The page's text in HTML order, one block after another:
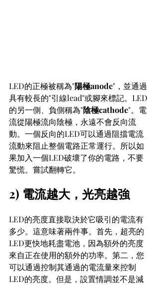
LED的正極被稱為"陽極anode"，並通過
具有較長的"引線lead"或腳來標記。LED
的另一側、負側稱為"陰極cathode"。電
流從陽極流向陰極，永遠不會反向流
動。一個反向的LED可以通過阻擋電流
流動來阻止整個電路正常運行。所以如
果加入一個LED破壞了你的電路，不要
驚慌。嘗試翻轉它。
2) 電流越大，光亮越強
LED的亮度直接取決於它吸引的電流有
多少。這意味著兩件事。首先，超亮的
LED更快地耗盡電池，因為額外的亮度
來自正在使用的額外的功率。第二，您
可以通過控制其通過的電流量來控制
LED的亮度。但是，設置情調並不是減